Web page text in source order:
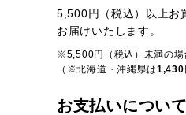
5,500円（税込）以上お
お届けいたします。
※5,500円（税込）未満の場
（※北海道・沖縄県は1,430
お支払いについて